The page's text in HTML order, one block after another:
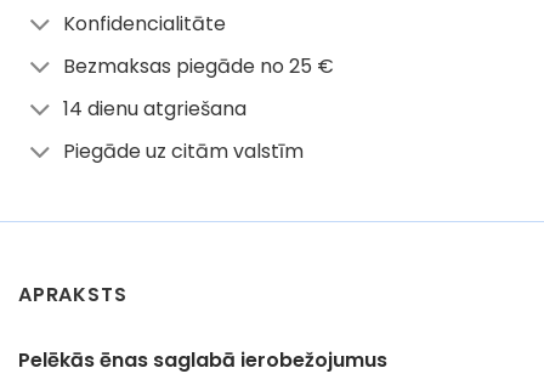
Konfidencialitāte
Bezmaksas piegāde no 25 €
14 dienu atgriešana
Piegāde uz citām valstīm
APRAKSTS
Pelēkās ēnas saglabā ierobežojumus